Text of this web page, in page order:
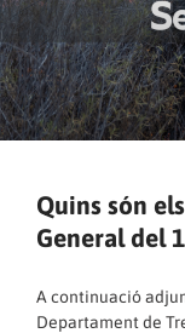
Quins són
General del
A continuació
Departament de